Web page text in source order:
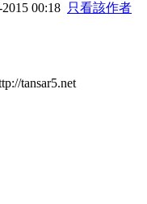
00:18 只看該作者
tansar5.net